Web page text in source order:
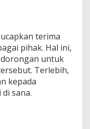
terima
pihak. Hal ini,
untuk
Terlebih,
kepada
sana.